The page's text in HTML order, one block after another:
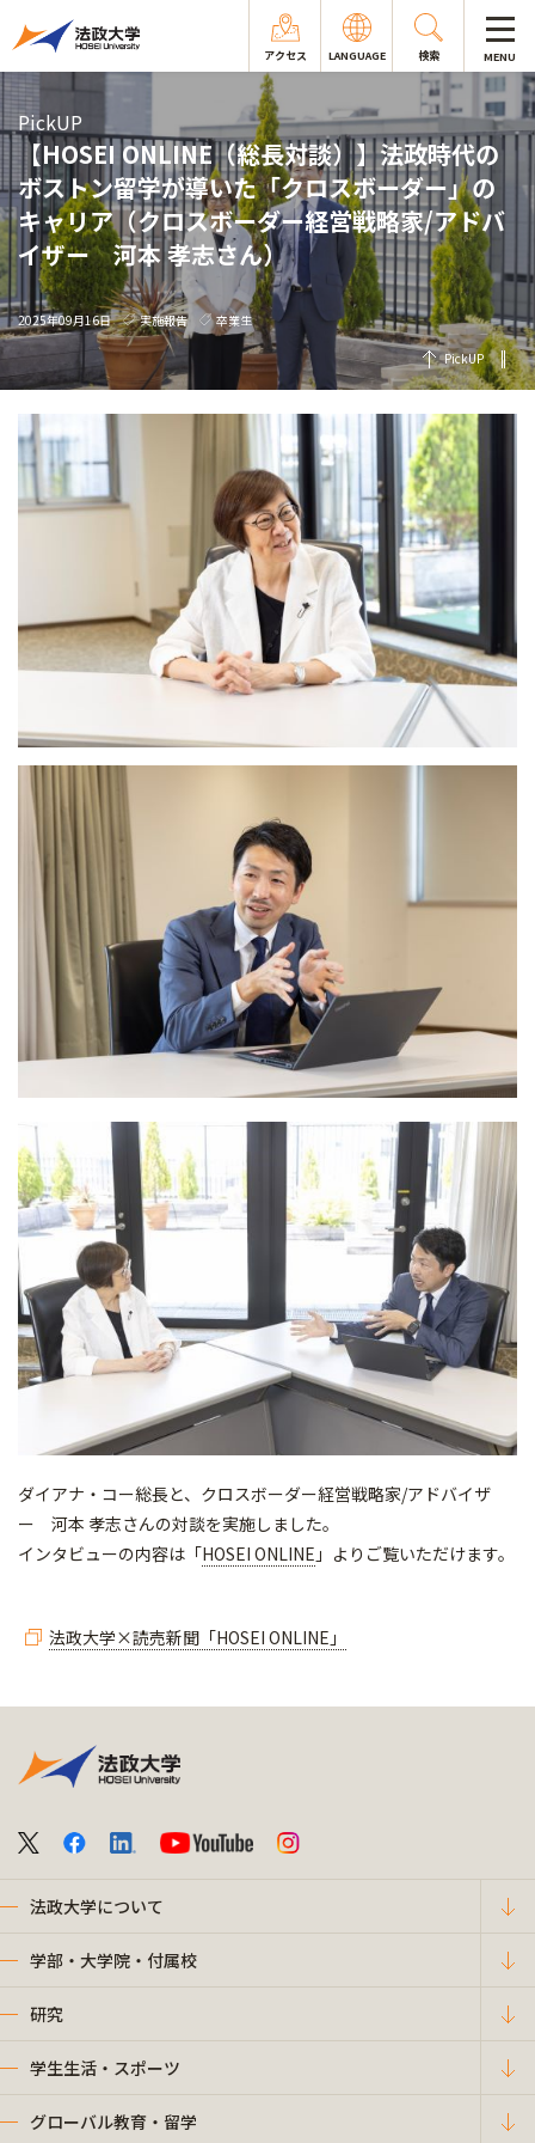
アクセス LANGUAGE 検索 MENU
PickUP
【HOSEI ONLINE（総長対談）】法政時代の
ボストン留学が導いた「クロスボーダー」の
キャリア（クロスボーダー経営戦略家/アドバ
イザー 河本 孝志さん）
2025年09月16日 実施報告 卒業生
PickUP
ダイアナ・コー総長と、クロスボーダー経営戦略家/アドバイザ
ー 河本 孝志さんの対談を実施しました。
インタビューの内容は「HOSEI ONLINE 」よりご覧いただけます。
法政大学×読売新聞「HOSEI ONLINE」
法政大学について
学部・大学院・付属校
研究
学生生活・スポーツ
グローバル教育・留学